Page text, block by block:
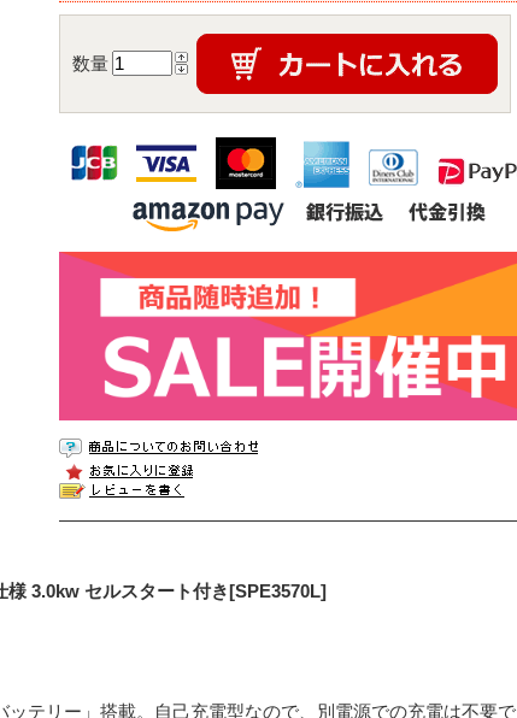
数量
3.0kw セルスタート付き[SPE3570L]
テリー」搭載。自己充電型なので、別電源での充電は不要で